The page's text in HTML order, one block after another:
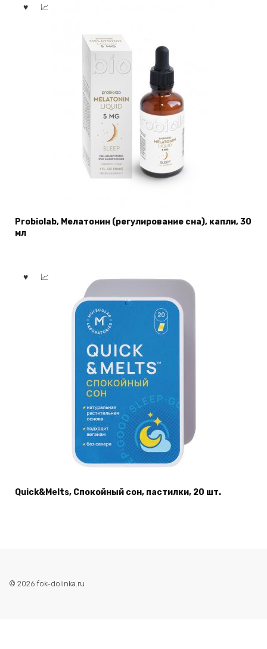
Probiolab, Мелатонин (регулирование сна), капли, 30
мл
Quick&Melts, Спокойный сон, пастилки, 20 шт.
© 2026 fok-dolinka.ru